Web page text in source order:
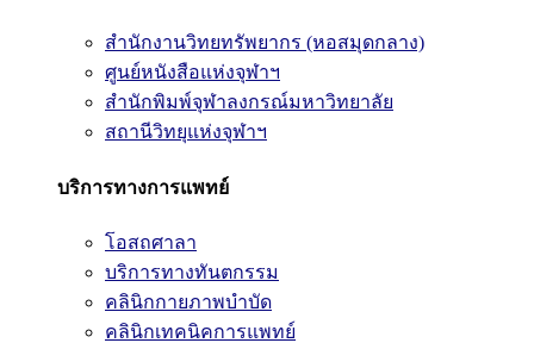
สำนักงานวิทยทรัพยากร (หอสมุดกลาง)
ศูนย์หนังสือแห่งจุฬาฯ
สำนักพิมพ์จุฬาลงกรณ์มหาวิทยาลัย
สถานีวิทยุแห่งจุฬาฯ
บริการทางการแพทย์
โอสถศาลา
บริการทางทันตกรรม
คลินิกกายภาพบำบัด
คลินิกเทคนิคการแพทย์